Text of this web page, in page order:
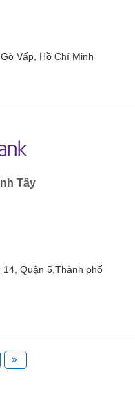
Vấp, Hồ Chí Minh
Tây
Quận 5,Thành phố